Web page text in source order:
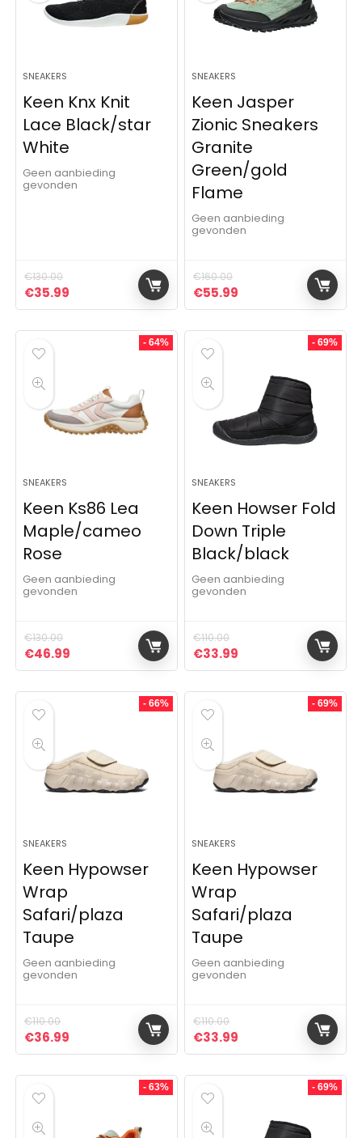
SNEAKERS
Keen Knx Knit
Lace Black/star
White
Geen aanbieding
gevonden
€130.00
Oorspronkelijke prijs was: €130.00.
€35.99 Huidige prijs is: €35.99.
SNEAKERS
Keen Jasper
Zionic Sneakers
Granite
Green/gold
Flame
Geen aanbieding
gevonden
€160.00
Oorspronkelijke prijs was:
€55.99 Huidige prijs is:
- 64%
SNEAKERS
Keen Ks86 Lea
Maple/cameo
Rose
Geen aanbieding
gevonden
€130.00
Oorspronkelijke prijs was: €130.00.
€46.99 Huidige prijs is: €46.99.
- 69%
SNEAKERS
Keen Howser Fold
Down Triple
Black/black
Geen aanbieding
gevonden
€110.00
Oorspronkelijke prijs was:
€33.99 Huidige prijs is:
- 66%
SNEAKERS
Keen Hypowser
Wrap
Safari/plaza
Taupe
Geen aanbieding
gevonden
€110.00
Oorspronkelijke prijs was: €110.00.
€36.99 Huidige prijs is: €36.99.
- 69%
SNEAKERS
Keen Hypowser
Wrap
Safari/plaza
Taupe
Geen aanbieding
gevonden
€110.00
Oorspronkelijke prijs was:
€33.99 Huidige prijs is:
- 63% - 69%